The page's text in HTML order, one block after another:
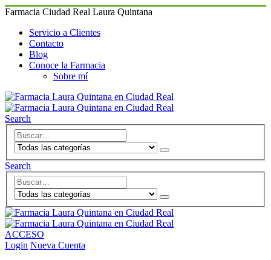
Farmacia Ciudad Real Laura Quintana
Servicio a Clientes
Contacto
Blog
Conoce la Farmacia
Sobre mí
Search
Search
ACCESO
Login Nueva Cuenta